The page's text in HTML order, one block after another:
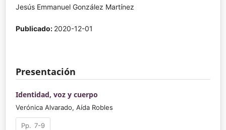
Jesús Emmanuel González Martínez
Publicado: 2020-12-01
Presentación
Identidad, voz y cuerpo
Verónica Alvarado, Aída Robles
7-9